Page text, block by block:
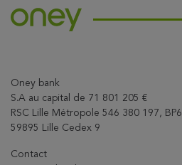
Oney bank
S.A au capital de 71 801 205 €
RSC Lille Métropole 546 380 197, BP6
59895 Lille Cedex 9
Contact